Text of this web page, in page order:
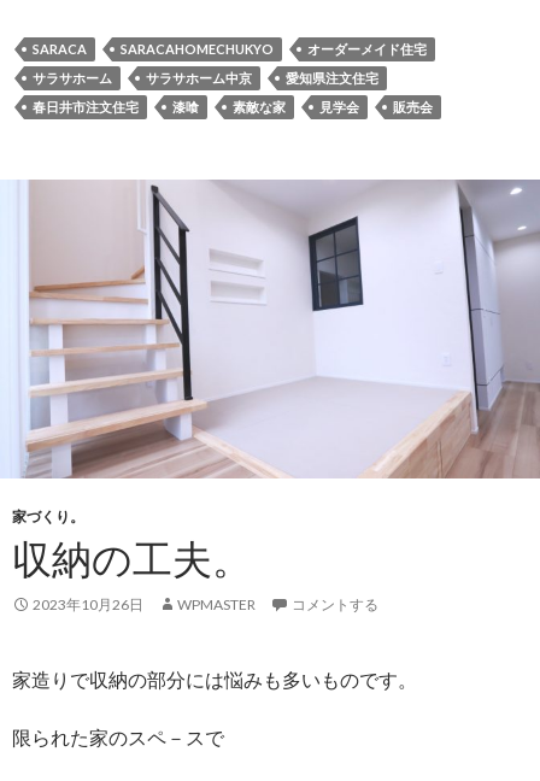
SARACA SARACAHOMECHUKYO
オーダーメイド住宅
サラサホーム
サラサホーム中京
愛知県注文住宅
春日井市注文住宅
漆喰 素敵な家 見学会 販売会
家づくり。
収納の工夫。
2023年10月26日 WPMASTER コメントする
家造りで収納の部分には悩みも多いものです。
限られた家のスペ－スで